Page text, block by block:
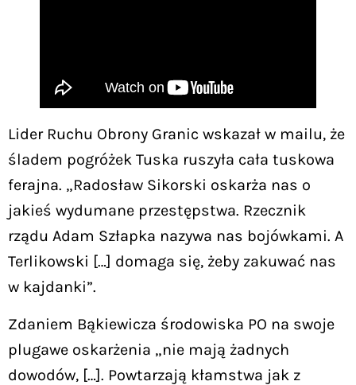
Lider Ruchu Obrony Granic wskazał w mailu, że
śladem pogróżek Tuska ruszyła cała tuskowa
ferajna. „Radosław Sikorski oskarża nas o
jakieś wydumane przestępstwa. Rzecznik
rządu Adam Szłapka nazywa nas bojówkami. A
Terlikowski […] domaga się, żeby zakuwać nas
w kajdanki”.
Zdaniem Bąkiewicza środowiska PO na swoje
plugawe oskarżenia „nie mają żadnych
dowodów, […]. Powtarzają kłamstwa jak z